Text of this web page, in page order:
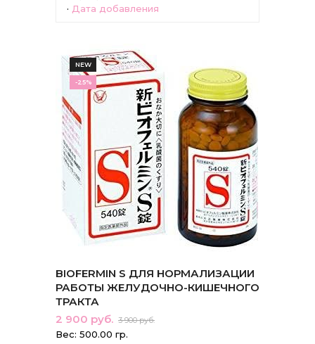
· Дата добавления
NEW
-25%
BIOFERMIN S ДЛЯ НОРМАЛИЗАЦИИ
РАБОТЫ ЖЕЛУДОЧНО-КИШЕЧНОГО
ТРАКТА
2 900 руб. 3 900 руб.
Вес: 500.00 гр.